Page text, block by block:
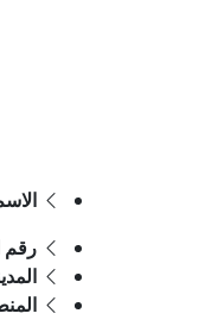
رقم